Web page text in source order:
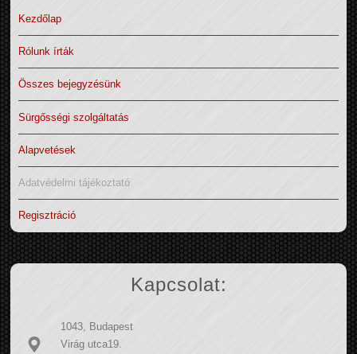
Kezdőlap
Rólunk írták
Összes bejegyzésünk
Sürgősségi szolgáltatás
Alapvetések
Adatvédelmi tájékoztató
Regisztráció
Kapcsolat:
1043, Budapest
Virág utca19.